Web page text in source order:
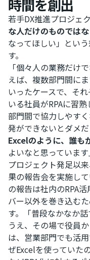
時間を創出
若手DX推進プロジェ
な人だけのものでは
なってほしい」とい
す。
「個々人の業務だけ
えば、複数部門間に
いったケースで、そ
いる社員がRPAに習
部門間で協力しやす
発ができないとダメ
Excelのように、誰も
よいなと思っています
プロジェクト発足以
果の報告会を実施し
の報告は社内のRPA
バー以外を巻き込む
す。「普段なかなか
うえ、その場で役員
は、営業部門でも活
ぜExcelを使っていた